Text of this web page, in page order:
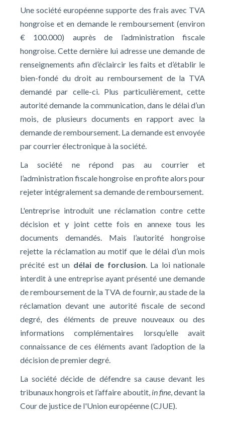
Une société européenne supporte des frais avec TVA
hongroise et en demande le remboursement (environ
€ 100.000) auprès de l’administration fiscale
hongroise. Cette dernière lui adresse une demande de
renseignements afin d’éclaircir les faits et d’établir le
bien-fondé du droit au remboursement de la TVA
demandé par celle-ci. Plus particulièrement, cette
autorité demande la communication, dans le délai d’un
mois, de plusieurs documents en rapport avec la
demande de remboursement. La demande est envoyée
par courrier électronique à la société.
La société ne répond pas au courrier et
l’administration fiscale hongroise en profite alors pour
rejeter intégralement sa demande de remboursement.
L'entreprise introduit une réclamation contre cette
décision et y joint cette fois en annexe tous les
documents demandés. Mais l’autorité hongroise
rejette la réclamation au motif que le délai d’un mois
précité est un délai de forclusion . La loi nationale
interdit à une entreprise ayant présenté une demande
de remboursement de la TVA de fournir, au stade de la
réclamation devant une autorité fiscale de second
degré, des éléments de preuve nouveaux ou des
informations complémentaires lorsqu’elle avait
connaissance de ces éléments avant l’adoption de la
décision de premier degré.
La société décide de défendre sa cause devant les
tribunaux hongrois et l’affaire aboutit, in fine, devant la
Cour de justice de l'Union européenne (CJUE).